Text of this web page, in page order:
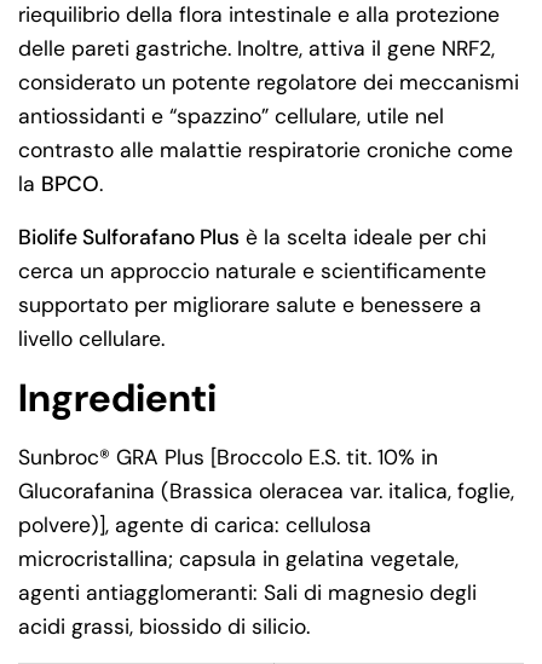
riequilibrio della flora intestinale e alla protezione
delle pareti gastriche. Inoltre, attiva il gene NRF2,
considerato un potente regolatore dei meccanismi
antiossidanti e “spazzino” cellulare, utile nel
contrasto alle malattie respiratorie croniche come
la BPCO.
Biolife Sulforafano Plus è la scelta ideale per chi
cerca un approccio naturale e scientificamente
supportato per migliorare salute e benessere a
livello cellulare.
Ingredienti
Sunbroc® GRA Plus [Broccolo E.S. tit. 10% in
Glucorafanina (Brassica oleracea var. italica, foglie,
polvere)], agente di carica: cellulosa
microcristallina; capsula in gelatina vegetale,
agenti antiagglomeranti: Sali di magnesio degli
acidi grassi, biossido di silicio.